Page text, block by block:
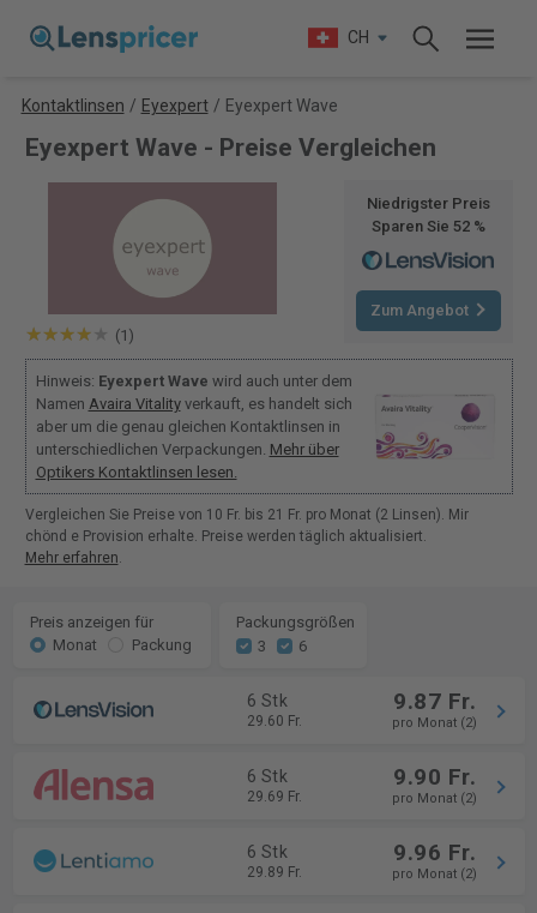
CH
Kontaktlinsen / Eyexpert / Eyexpert Wave
Eyexpert Wave - Preise Vergleichen
(1)
Niedrigster Preis
Sparen Sie 52 %
Zum Angebot
Hinweis: Eyexpert Wave wird auch unter dem
Namen Avaira Vitalityverkauft, es handelt sich
aber um die genau gleichen Kontaktlinsen in
unterschiedlichen Verpackungen. Mehr über
Optikers Kontaktlinsen lesen.
Vergleichen Sie Preise von 10 Fr. bis 21 Fr. pro Monat (2 Linsen). Mir
chönd e Provision erhalte. Preise werden täglich aktualisiert.
Mehr erfahren.
Preis anzeigen für
Monat
Packung
Packungsgrößen
3
6
6 Stk
29.60 Fr.
9.87 Fr.
pro Monat (2)
6 Stk
29.69 Fr.
9.90 Fr.
pro Monat (2)
6 Stk
29.89 Fr.
9.96 Fr.
pro Monat (2)